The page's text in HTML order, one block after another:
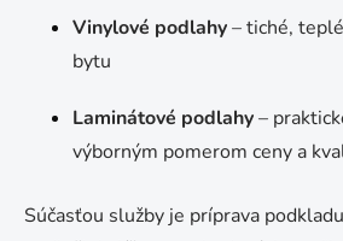
Vinylové podlahy– tiché,
bytu
Laminátové podlahy–
výborným pomerom ceny a
Súčasťou služby je príprava